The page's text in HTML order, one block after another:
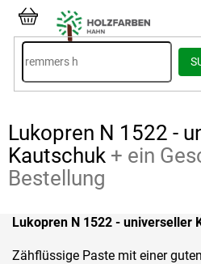
Inhalt
springenWARENKORB
Lukopren N 1522 -
Kautschuk + ein
Bestellung
Lukopren N 1522 - universeller
Zähflüssige Paste mit einer